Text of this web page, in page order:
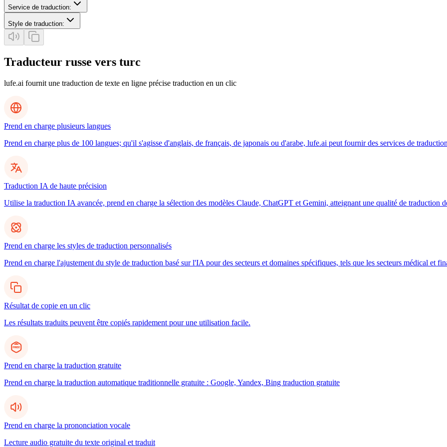
Service de traduction:
Style de traduction:
Traducteur russe vers turc
lufe.ai fournit une traduction de texte en ligne précise traduction en un clic
Prend en charge plusieurs langues
Prend en charge plus de 100 langues; qu'il s'agisse d'anglais, de français, de japonais ou d'arabe, lufe.ai peut fournir des services de
Traduction IA de haute précision
Utilise la traduction IA avancée, prend en charge la sélection des modèles Claude, ChatGPT et Gemini, atteignant une qualité de traduction
Prend en charge les styles de traduction personnalisés
Prend en charge l'ajustement du style de traduction basé sur l'IA pour des secteurs et domaines spécifiques, tels que les secteurs médical et
Résultat de copie en un clic
Les résultats traduits peuvent être copiés rapidement pour une utilisation facile.
Prend en charge la traduction gratuite
Prend en charge la traduction automatique traditionnelle gratuite : Google, Yandex, Bing traduction gratuite
Prend en charge la prononciation vocale
Lecture audio gratuite du texte original et traduit